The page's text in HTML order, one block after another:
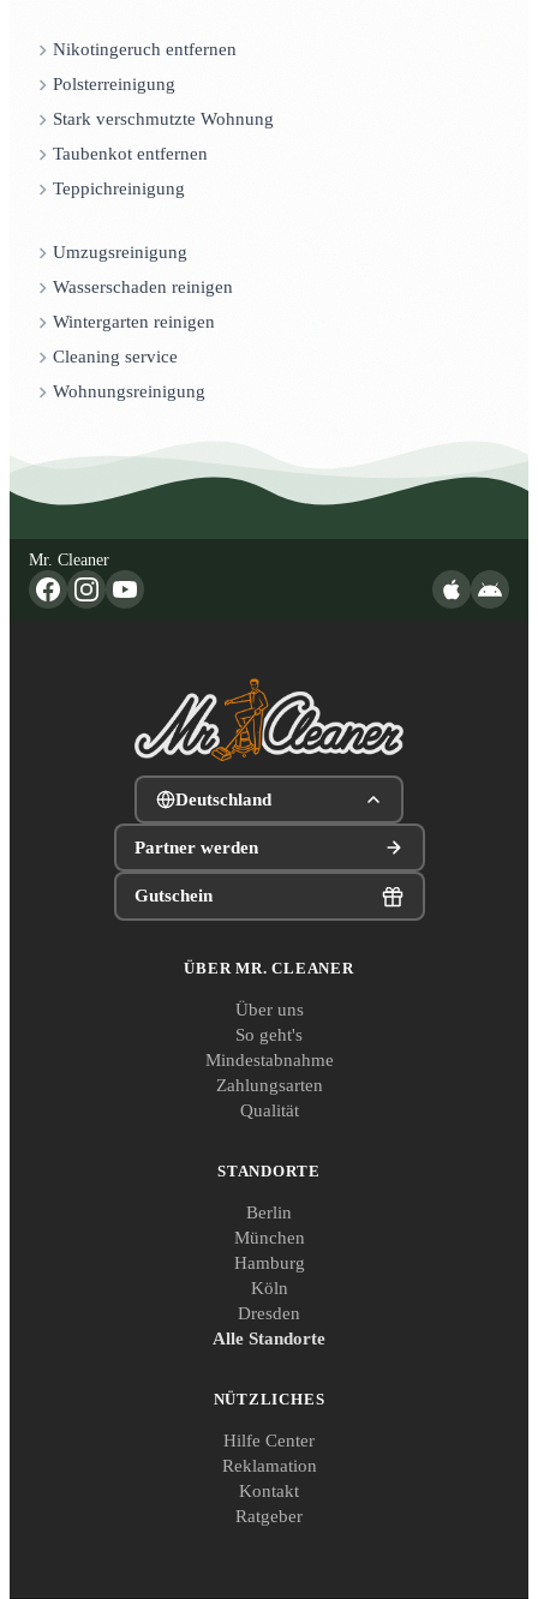
Nikotingeruch entfernen
Polsterreinigung
Stark verschmutzte Wohnung
Taubenkot entfernen
Teppichreinigung
Umzugsreinigung
Wasserschaden reinigen
Wintergarten reinigen
Cleaning service
Wohnungsreinigung
Mr. Cleaner
Deutschland
Partner werden
Gutschein
ÜBER MR. CLEANER
Über uns
So geht's
Mindestabnahme
Zahlungsarten
Qualität
STANDORTE
Berlin
München
Hamburg
Köln
Dresden
Alle Standorte
NÜTZLICHES
Hilfe Center
Reklamation
Kontakt
Ratgeber